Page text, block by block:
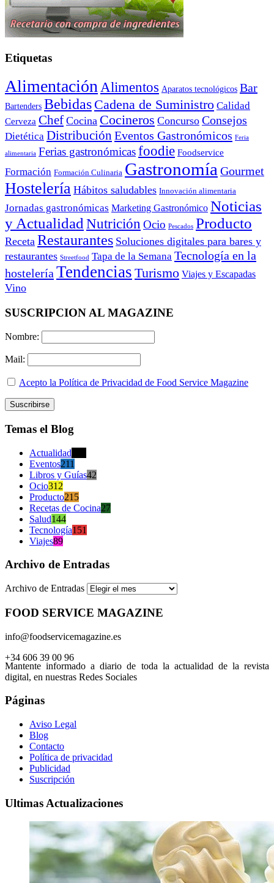
Etiquetas
Alimentación Alimentos Aparatos tecnológicos Bar
Bartenders Bebidas Cadena de Suministro Calidad
Cerveza Chef Cocina Cocineros Concurso Consejos
Dietética Distribución Eventos Gastronómicos Feria
alimentaria Ferias gastronómicasfoodie Foodservice
Formación Formación Culinaria Gastronomía Gourmet
Hostelería Hábitos saludables Innovación alimentaria
Jornadas gastronómicas Marketing Gastronómico Noticias
y Actualidad Nutrición Ocio Pescados Producto
Receta Restaurantes Soluciones digitales para bares y
restaurantes Streetfood Tapa de la Semana Tecnología en la
hostelería Tendencias Turismo Viajes y Escapadas
Vino
SUSCRIPCION AL MAGAZINE
Nombre:
Mail:
Acepto la Política de Privacidad de Food Service Magazine
Temas el Blog
Actualidad
Eventos211
Libros y Guías42
Ocio312
Producto215
Recetas de Cocina27
Salud144
Tecnología151
Viajes89
Archivo de Entradas
Archivo de Entradas
FOOD SERVICE MAGAZINE
info@foodservicemagazine.es
+34 606 39 00 96
Mantente informado a diario de toda la actualidad de la revista
digital, en nuestras Redes Sociales
Páginas
Aviso Legal
Blog
Contacto
Política de privacidad
Publicidad
Suscripción
Ultimas Actualizaciones